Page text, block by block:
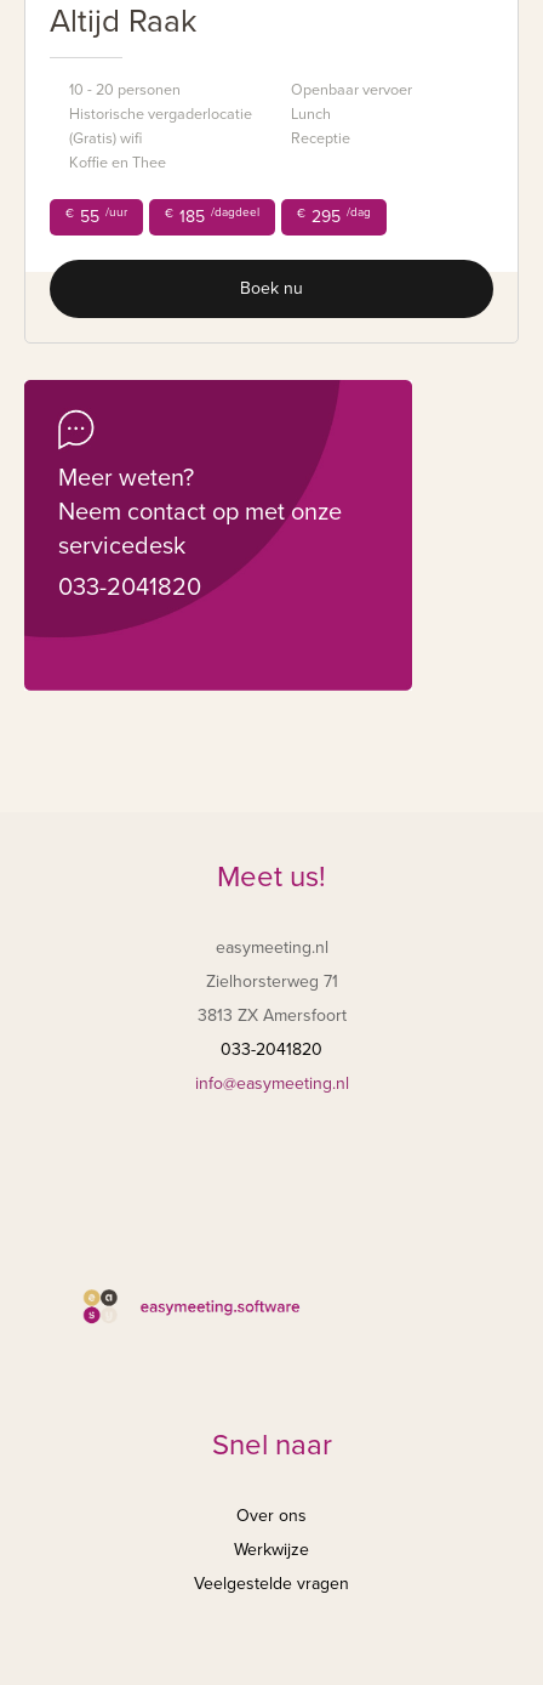
Altijd Raak
10 - 20 personen
Historische vergaderlocatie
(Gratis) wifi
Koffie en Thee
Openbaar vervoer
Lunch
Receptie
€ 55 /uur € 185 /dagdeel € 295 /dag
Boek nu
Meer weten?
Neem contact op met onze
servicedesk
033-2041820
Meet us!
easymeeting.nl
Zielhorsterweg 71
3813 ZX Amersfoort
033-2041820
info@easymeeting.nl
Snel naar
Over ons
Werkwijze
Veelgestelde vragen